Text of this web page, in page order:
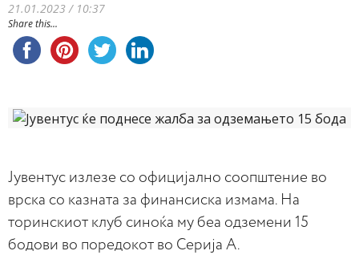
21.01.2023 / 10:37
Share this...
Јувентус излезе со официјално соопштение во
врска со казната за финансиска измама. На
торинскиот клуб синоќа му беа одземени 15
бодови во поредокот во Серија А.